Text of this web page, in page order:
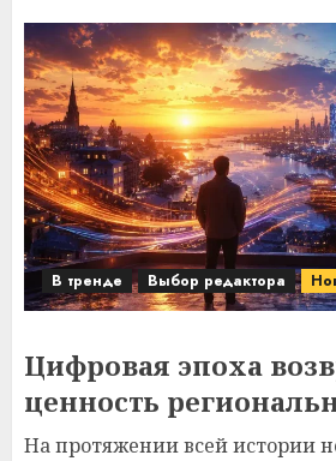
В тренде Выбор редактора
Цифровая эпоха
ценность
На протяжении всей истории